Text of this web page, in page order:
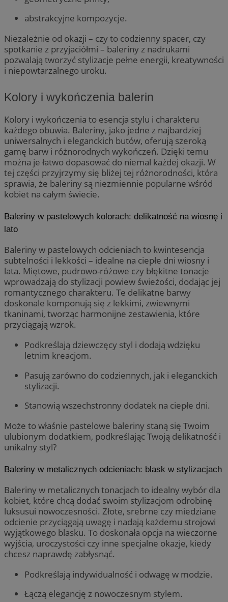
abstrakcyjne kompozycje.
Niezależnie od okazji – czy to codzienny spacer, czy
spotkanie z przyjaciółmi – baleriny z nadrukami
pozwalają tworzyć stylizacje pełne energii, kreatywności
i niepowtarzalnego uroku.
Kolory i wykończenia balerin
Kolory i wykończenia to esencja stylu i charakteru
każdego obuwia. Baleriny, jako jedne z najbardziej
uniwersalnych i eleganckich butów, oferują szeroką
gamę barw i różnorodnych wykończeń. Dzięki temu
można je łatwo dopasować do niemal każdej okazji. W
tej części przyjrzymy się bliżej tej różnorodności, która
sprawia, że baleriny są niezmiennie popularne wśród
kobiet na całym świecie.
Baleriny w pastelowych kolorach: delikatność na wiosnę i
lato
Baleriny w pastelowych odcieniach to kwintesencja
subtelności i lekkości – idealne na ciepłe dni wiosny i
lata. Miętowe, pudrowo-różowe czy błękitne tonacje
wprowadzają do stylizacji powiew świeżości, dodając jej
romantycznego charakteru. Te delikatne barwy
doskonale komponują się z lekkimi, zwiewnymi
tkaninami, tworząc harmonijne zestawienia, które
przyciągają wzrok.
Podkreślają dziewczęcy styl i dodają wdzięku
letnim kreacjom.
Pasują zarówno do codziennych, jak i eleganckich
stylizacji.
Stanowią wszechstronny dodatek na ciepłe dni.
Może to właśnie pastelowe baleriny staną się Twoim
ulubionym dodatkiem, podkreślając Twoją delikatność i
unikalny styl?
Baleriny w metalicznych odcieniach: blask w stylizacjach
Baleriny w metalicznych tonacjach to idealny wybór dla
kobiet, które chcą dodać swoim stylizacjom odrobinę
luksusui nowoczesności. Złote, srebrne czy miedziane
odcienie przyciągają uwagę i nadają każdemu strojowi
wyjątkowego blasku. To doskonała opcja na wieczorne
wyjścia, uroczystości czy inne specjalne okazje, kiedy
chcesz naprawdę zabłysnąć.
Podkreślają indywidualność i odwagę w modzie.
Łączą elegancję z nowoczesnym stylem.